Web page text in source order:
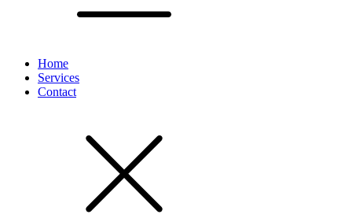
Home
Services
Contact